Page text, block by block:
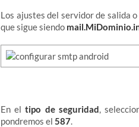
Los ajustes del servidor de salida
que sigue siendo
En eltipo de seguridad,
pondremos el 587.